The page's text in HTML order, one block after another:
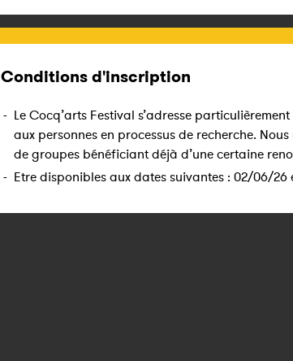
Conditions d'inscription
- Le Cocq’arts Festival s’adresse
aux personnes en processus de recherche.
de groupes bénéficiant déjà d’une certaine
- Etre disponibles aux dates suivantes : 02/06/26